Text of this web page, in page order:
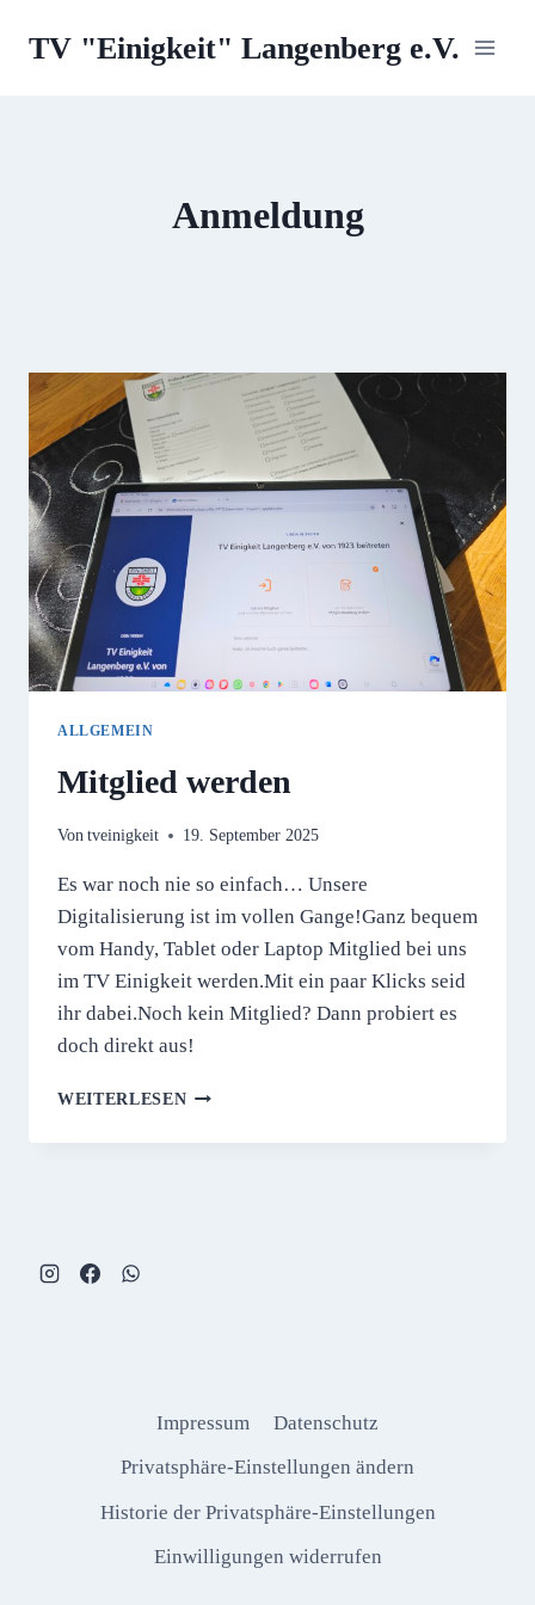
InhaltTV "Einigkeit" Langenberg e.V.
Anmeldung
ALLGEMEIN
Mitglied werden
Von tveinigkeit 19. September 2025
Es war noch nie so einfach… Unsere
Digitalisierung ist im vollen Gange!Ganz bequem
vom Handy, Tablet oder Laptop Mitglied bei uns
im TV Einigkeit werden.Mit ein paar Klicks seid
ihr dabei.Noch kein Mitglied? Dann probiert es
doch direkt aus!
WEITERLESENMITGLIED
Impressum
Datenschutz
Privatsphäre-Einstellungen ändern
Historie der Privatsphäre-Einstellungen
Einwilligungen widerrufen